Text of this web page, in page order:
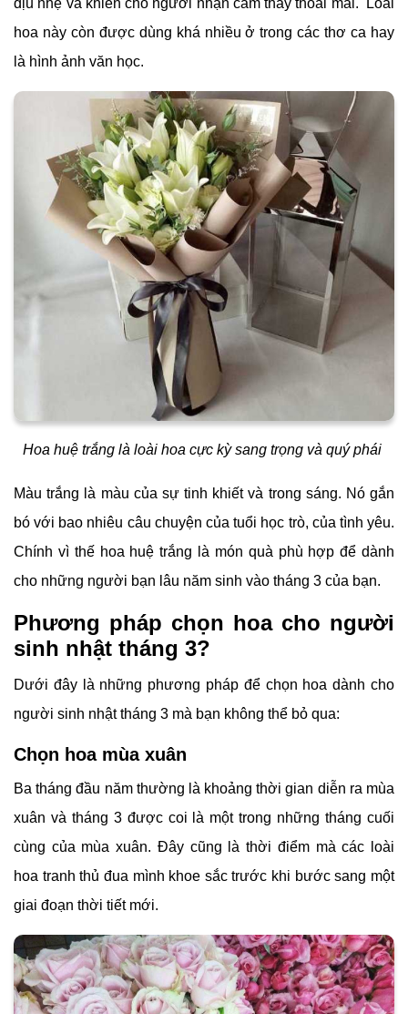
dịu nhẹ và khiến cho người nhận cảm thấy thoải mái. Loài
hoa này còn được dùng khá nhiều ở trong các thơ ca hay
là hình ảnh văn học.
Hoa huệ trắng là loài hoa cực kỳ sang trọng và quý phái
Màu trắng là màu của sự tinh khiết và trong sáng. Nó gắn
bó với bao nhiêu câu chuyện của tuổi học trò, của tình yêu.
Chính vì thế hoa huệ trắng là món quà phù hợp để dành
cho những người bạn lâu năm sinh vào tháng 3 của bạn.
Phương pháp chọn hoa cho người
sinh nhật tháng 3?
Dưới đây là những phương pháp để chọn hoa dành cho
người sinh nhật tháng 3 mà bạn không thể bỏ qua:
Chọn hoa mùa xuân
Ba tháng đầu năm thường là khoảng thời gian diễn ra mùa
xuân và tháng 3 được coi là một trong những tháng cuối
cùng của mùa xuân. Đây cũng là thời điểm mà các loài
hoa tranh thủ đua mình khoe sắc trước khi bước sang một
giai đoạn thời tiết mới.